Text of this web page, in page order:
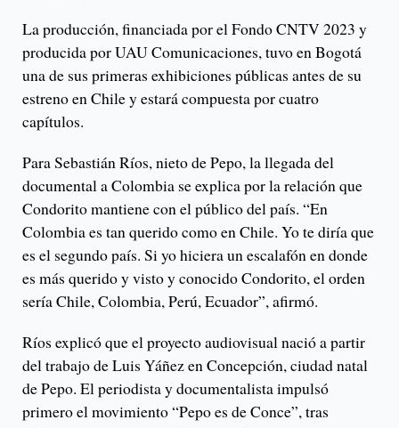
La producción, financiada por el Fondo CNTV 2023 y
producida por UAU Comunicaciones, tuvo en Bogotá
una de sus primeras exhibiciones públicas antes de su
estreno en Chile y estará compuesta por cuatro
capítulos.
Para Sebastián Ríos, nieto de Pepo, la llegada del
documental a Colombia se explica por la relación que
Condorito mantiene con el público del país. “En
Colombia es tan querido como en Chile. Yo te diría que
es el segundo país. Si yo hiciera un escalafón en donde
es más querido y visto y conocido Condorito, el orden
sería Chile, Colombia, Perú, Ecuador”, afirmó.
Ríos explicó que el proyecto audiovisual nació a partir
del trabajo de Luis Yáñez en Concepción, ciudad natal
de Pepo. El periodista y documentalista impulsó
primero el movimiento “Pepo es de Conce”, tras